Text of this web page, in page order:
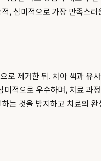
, 심미적으로 가장 만족스
제거한 뒤, 치아 색과 유
적으로 우수하며, 치료 과
는 것을 방지하고 치료의